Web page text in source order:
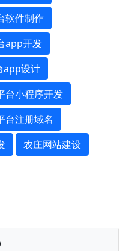
软件制作
app开发
app设计
台小程序开发
台注册域名
农庄网站建设